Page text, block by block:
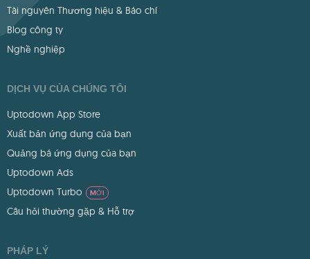
Tài nguyên Thương hiệu & Báo chí
Blog công ty
Nghề nghiệp
DỊCH VỤ CỦA CHÚNG TÔI
Uptodown App Store
Xuất bản ứng dụng của bạn
Quảng bá ứng dụng của bạn
Uptodown Ads
Uptodown Turbo
MỚI
Câu hỏi thường gặp & Hỗ trợ
PHÁP LÝ